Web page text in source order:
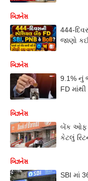
બિઝનેસ
444-
જાણો
બિઝનેસ
9.1% નું
FD
બિઝનેસ
બેંક ઓફ
કેટલું
બિઝનેસ
SBI માં